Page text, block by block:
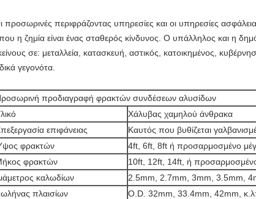
προσωρινές περιφράζοντας υπηρεσίες και οι υπηρεσίες
η ζημία είναι ένας σταθερός κίνδυνος. Ο υπάλληλος και η
σε: μεταλλεία, κατασκευή, αστικός, κατοικημένος,
γεγονότα.
προδιαγραφή φρακτών συνδέσεων αλυσίδων
Χάλυβας χαμηλού άνθρακα
επιφάνειας
Καυτός που βυθίζεται
φρακτών
4ft, 6ft, 8ft ή προσαρμοσμένο
φρακτών
10ft, 12ft, 14ft, ή
καλωδίων
2.5mm, 2.7mm, 3mm, 3.5mm,
πλαισίων
O.D. 32mm, 33.4mm, 42mm,